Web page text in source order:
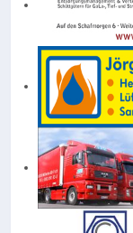
Herlet, Philipp
Erhad Durdzic,
Nico
Andres